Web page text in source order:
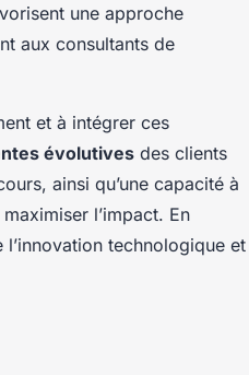
une approche
aux consultants de
et à intégrer ces
évolutives des clients
ainsi qu’une capacité à
l’impact. En
technologique et